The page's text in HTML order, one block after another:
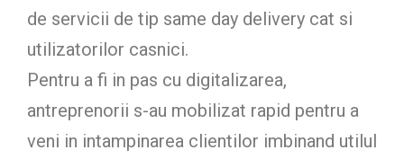
de servicii de tip same day delivery cat si
utilizatorilor casnici.
Pentru a fi in pas cu digitalizarea,
antreprenorii s-au mobilizat rapid pentru a
veni in intampinarea clientilor imbinand utilul